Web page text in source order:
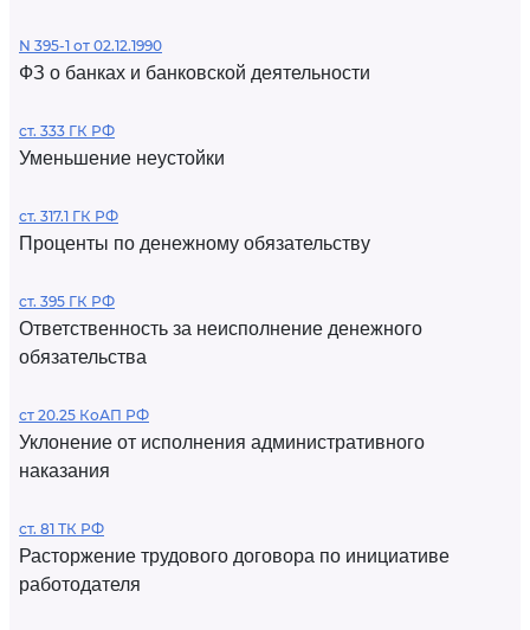
N 395-1 от 02.12.1990
ФЗ о банках и банковской деятельности
ст. 333 ГК РФ
Уменьшение неустойки
ст. 317.1 ГК РФ
Проценты по денежному обязательству
ст. 395 ГК РФ
Ответственность за неисполнение денежного
обязательства
ст 20.25 КоАП РФ
Уклонение от исполнения административного
наказания
ст. 81 ТК РФ
Расторжение трудового договора по инициативе
работодателя